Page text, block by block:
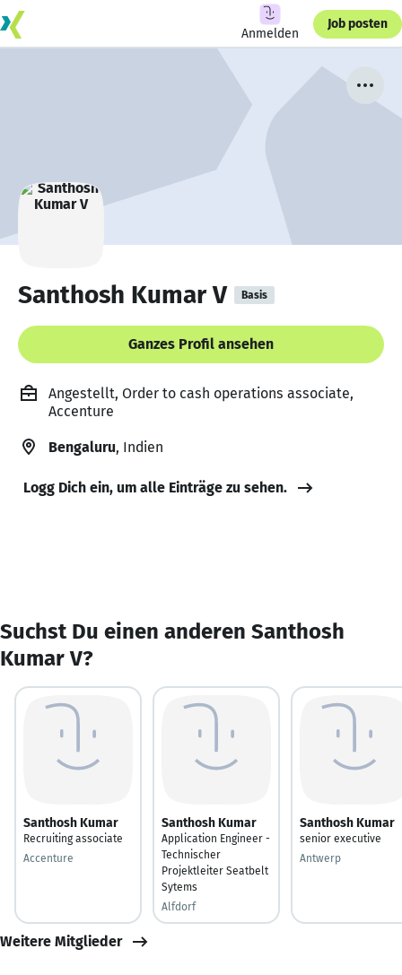
Anmelden
Job posten
Santhosh Kumar V Basis
Ganzes Profil ansehen
Angestellt, Order to cash operations associate,
Accenture
Bengaluru, Indien
Logg Dich ein, um alle Einträge zu sehen.
Suchst Du einen anderen Santhosh
Kumar V?
Santhosh Kumar
Recruiting associate
Accenture
Santhosh Kumar
Application Engineer -
Technischer
Projektleiter Seatbelt
Sytems
Alfdorf
Santhosh Kumar
senior executive
Antwerp
Weitere Mitglieder